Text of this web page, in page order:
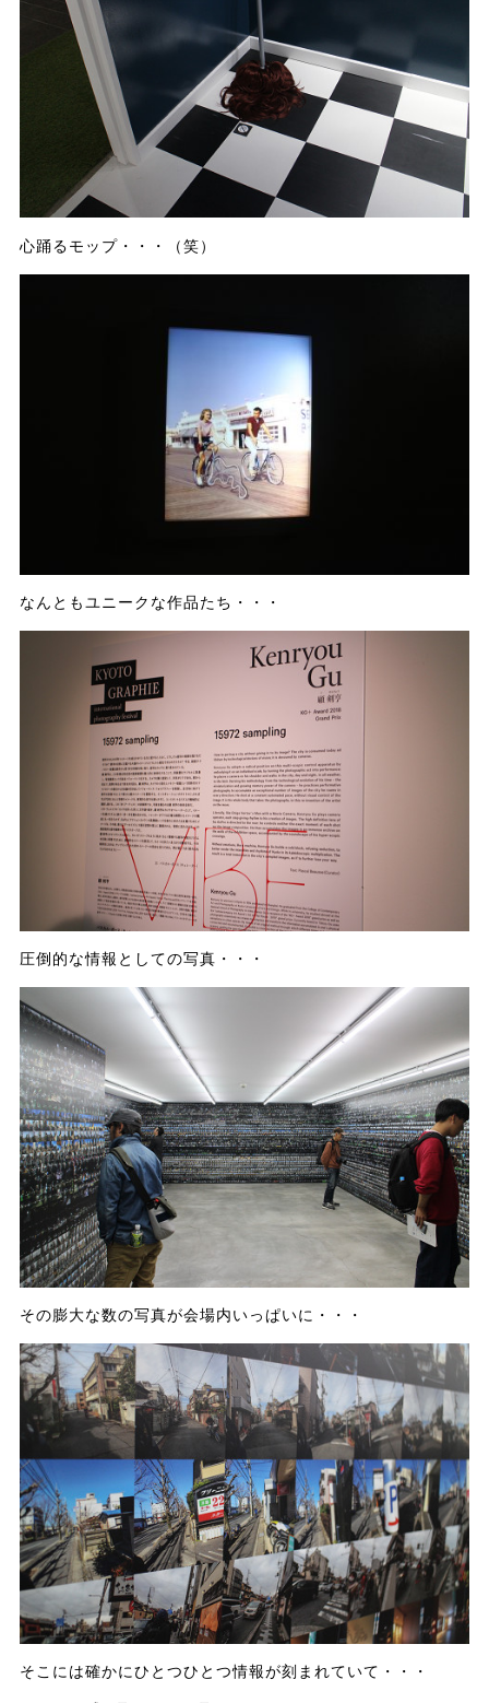
心踊るモップ・・・（笑）
なんともユニークな作品たち・・・
圧倒的な情報としての写真・・・
その膨大な数の写真が会場内いっぱいに・・・
そこには確かにひとつひとつ情報が刻まれていて・・・